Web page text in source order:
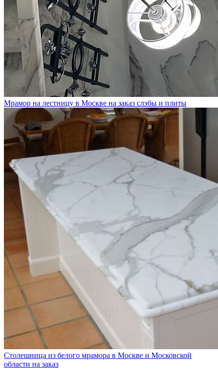
Мрамор на лестницу в Москве на заказ слэбы и плиты
Столешница из белого мрамора в Москве и Московской
области на заказ